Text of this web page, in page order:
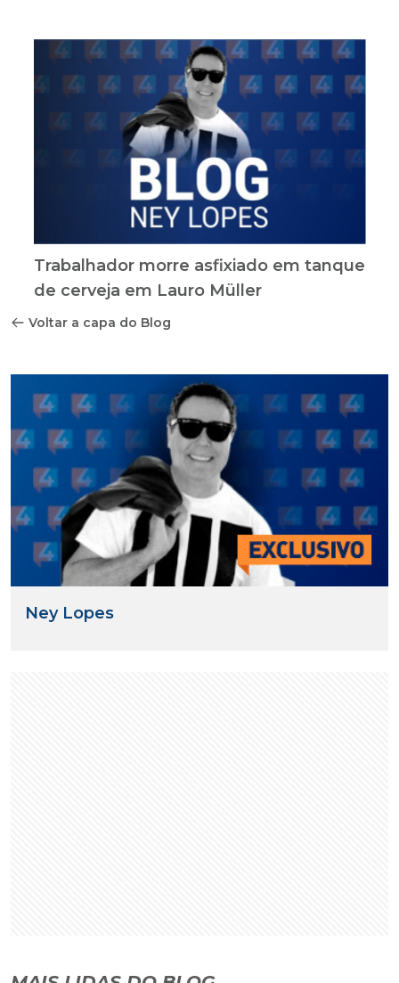
Trabalhador morre asfixiado em tanque
de cerveja em Lauro Müller
Voltar a capa do Blog
Ney Lopes